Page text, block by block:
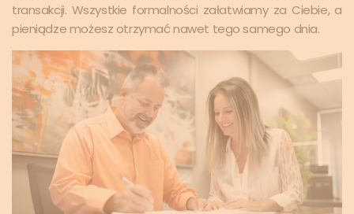
transakcji. Wszystkie formalności załatwiamy za Ciebie, a
pieniądze możesz otrzymać nawet tego samego dnia.